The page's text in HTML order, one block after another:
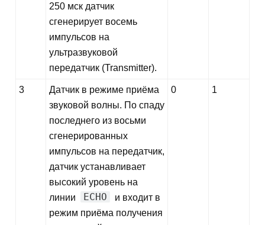
250 мск датчик
сгенерирует восемь
импульсов на
ультразвуковой
передатчик (Transmitter).
3
Датчик в режиме приёма
звуковой волны. По спаду
последнего из восьми
сгенерированных
импульсов на передатчик,
датчик устанавливает
высокий уровень на
линии
ECHO
и входит в
режим приёма получения
0 1